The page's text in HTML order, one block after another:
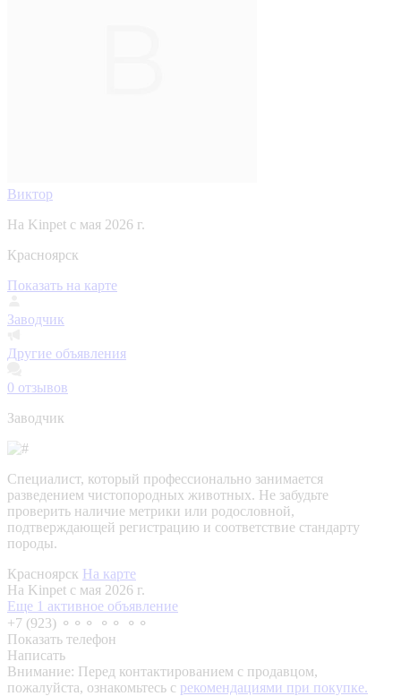
Виктор
На Kinpet c мая 2026 г.
Красноярск
Показать на карте
Заводчик
Другие объявления
0 отзывов
Заводчик
Специалист, который профессионально занимается
разведением чистопородных животных. Не забудьте
проверить наличие метрики или родословной,
подтверждающей регистрацию и соответствие стандарту
породы.
Красноярск На карте
На Kinpet c мая 2026 г.
Еще 1 активное объявление
+7 (923) ⚬⚬⚬ ⚬⚬ ⚬⚬
Показать телефон
Написать
Внимание: Перед контактированием с продавцом,
пожалуйста, ознакомьтесь с рекомендациями при покупке.